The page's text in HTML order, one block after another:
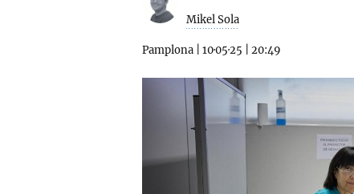
Mikel Sola
Pamplona 10·05·25 20:49